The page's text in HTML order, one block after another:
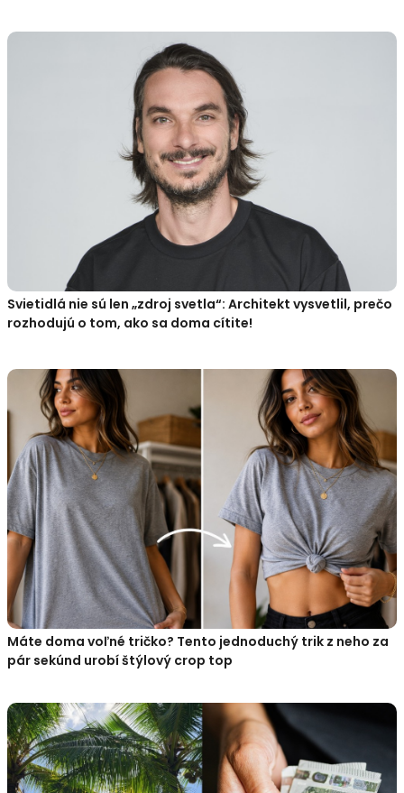
Svietidlá nie sú len „zdroj svetla“: Architekt vysvetlil, prečo
rozhodujú o tom, ako sa doma cítite!
Máte doma voľné tričko? Tento jednoduchý trik z neho za
pár sekúnd urobí štýlový crop top